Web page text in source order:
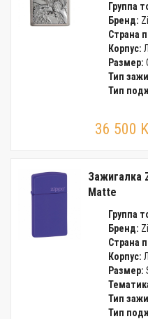
Группа
Бренд:
Страна
Корпус:
Размер:
Тип
Тип
36 500
Зажигалка
Matte
Группа
Бренд:
Страна
Корпус:
Размер:
Тип
Тип